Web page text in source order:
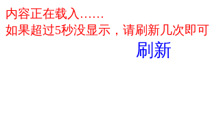
内容正在载入……
如果超过5秒没显示，请刷新几次即可
刷新